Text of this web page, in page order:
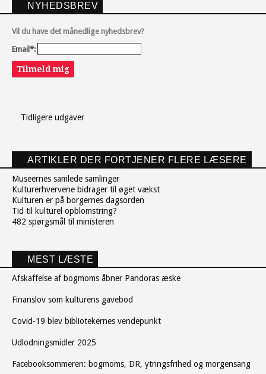
NYHEDSBREV
Vil du have det månedlige nyhedsbrev?
Email*:
Tilmeld mig
Tidligere udgaver
ARTIKLER DER FORTJENER FLERE LÆSERE
Museernes samlede samlinger
Kulturerhvervene bidrager til øget vækst
Kulturen er på borgernes dagsorden
Tid til kulturel opblomstring?
482 spørgsmål til ministeren
MEST LÆSTE
Afskaffelse af bogmoms åbner Pandoras æske
Finanslov som kulturens gavebod
Covid-19 blev bibliotekernes vendepunkt
Udlodningsmidler 2025
Facebooksommeren: bogmoms, DR, ytringsfrihed og morgensang